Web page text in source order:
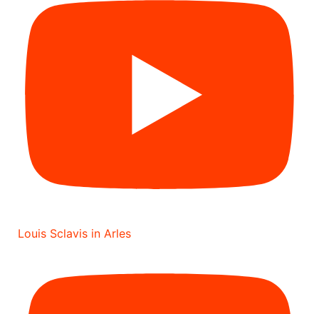
Louis Sclavis in Arles